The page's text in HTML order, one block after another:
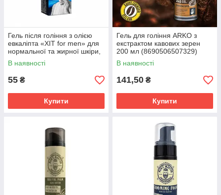
Гель після гоління з олією
евкаліпта «ХІТ for men» для
нормальної та жирної шкіри,
70 г (4820022904539)
В наявності
55 ₴
Купити
Гель для гоління ARKO з
екстрактом кавових зерен
200 мл (8690506507329)
В наявності
141,50 ₴
Купити